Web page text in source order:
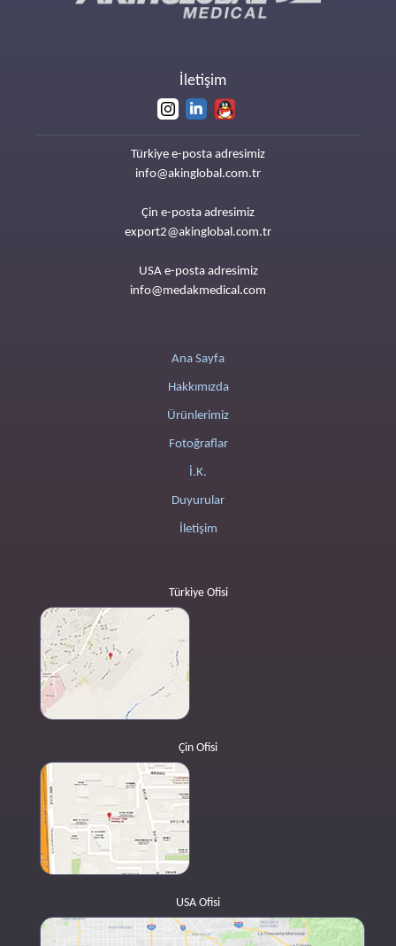
İletişim
Türkiye e-posta adresimiz
info@akinglobal.com.tr
Çin e-posta adresimiz
export2@akinglobal.com.tr
USA e-posta adresimiz
info@medakmedical.com
Ana Sayfa
Hakkımızda
Ürünlerimiz
Fotoğraflar
İ.K.
Duyurular
İletişim
Türkiye Ofisi
Çin Ofisi
USA Ofisi